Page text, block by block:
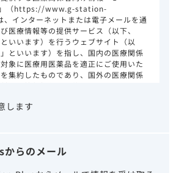
」（https://www.g-station-
インターネットまたは電子メールを通
医療情報等の提供サービス（以下、
といいます）を行うウェブサイト（以
といいます）を指し、国内の医療関係
象に医療用医薬品を適正にご使用いた
集約したものであり、国外の医療関係
だき、同意された場合のみご利用くだ
、本サイトのコンテンツについて
を払い、正確かつ最新の情報を提
します
からのメール